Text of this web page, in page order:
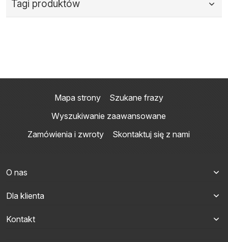
Tagi produktów
Mapa strony
Szukane frazy
Wyszukiwanie zaawansowane
Zamówienia i zwroty
Skontaktuj się z nami
O nas
Dla klienta
Kontakt